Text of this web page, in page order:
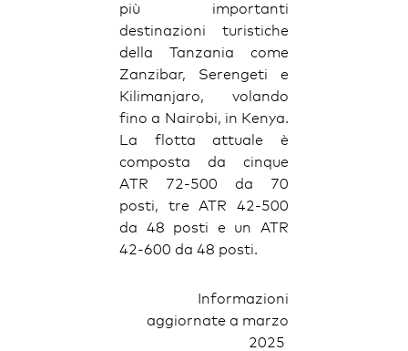
più importanti
destinazioni turistiche
della Tanzania come
Zanzibar, Serengeti e
Kilimanjaro, volando
fino a Nairobi, in Kenya.
La flotta attuale è
composta da cinque
ATR 72-500 da 70
posti, tre ATR 42-500
da 48 posti e un ATR
42-600 da 48 posti.
Informazioni
aggiornate a marzo
2025